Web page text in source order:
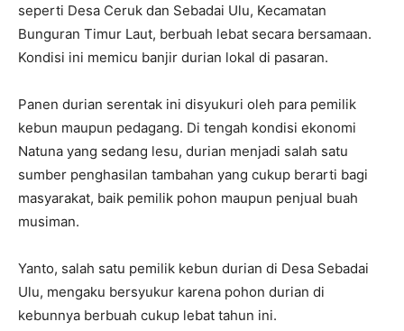
seperti Desa Ceruk dan Sebadai Ulu, Kecamatan
Bunguran Timur Laut, berbuah lebat secara bersamaan.
Kondisi ini memicu banjir durian lokal di pasaran.
Panen durian serentak ini disyukuri oleh para pemilik
kebun maupun pedagang. Di tengah kondisi ekonomi
Natuna yang sedang lesu, durian menjadi salah satu
sumber penghasilan tambahan yang cukup berarti bagi
masyarakat, baik pemilik pohon maupun penjual buah
musiman.
Yanto, salah satu pemilik kebun durian di Desa Sebadai
Ulu, mengaku bersyukur karena pohon durian di
kebunnya berbuah cukup lebat tahun ini.